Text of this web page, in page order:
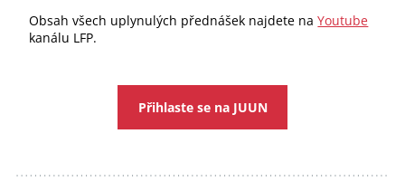
Obsah všech uplynulých přednášek najdete naYoutube
kanálu LFP.
Přihlaste se na JUUN